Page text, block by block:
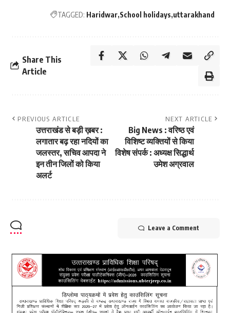
TAGGED: Haridwar School holidays uttarakhand
Share This
Article
PREVIOUS ARTICLE
उत्तराखंड से बड़ी ख़बर :
लगातार बढ़ रहा नदियों का
जलस्तर, सचिव आपदा ने
इन तीन जिलों को किया
अलर्ट
NEXT ARTICLE
Big News : वरिष्ठ एवं
विशिष्ट व्यक्तियों से किया
विशेष संपर्क : अध्यक्ष सिद्धार्थ
उमेश अग्रवाल
Leave a Comment